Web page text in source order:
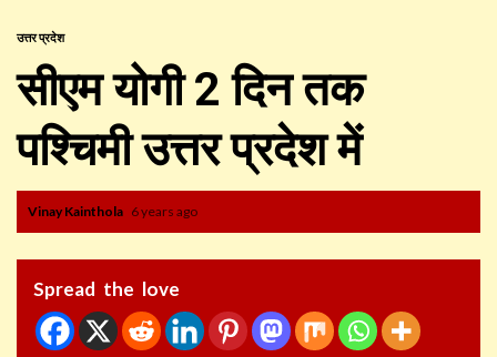
उत्तर प्रदेश
सीएम योगी 2 दिन तक
पश्चिमी उत्तर प्रदेश में
Vinay Kainthola 6 years ago
Spread the love